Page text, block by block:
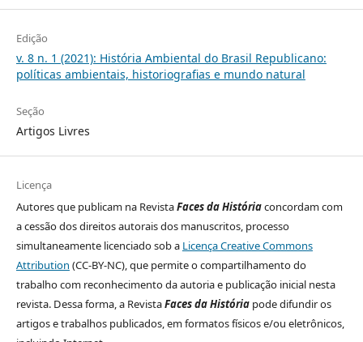
Edição
v. 8 n. 1 (2021): História Ambiental do Brasil Republicano:
políticas ambientais, historiografias e mundo natural
Seção
Artigos Livres
Licença
Autores que publicam na RevistaFaces da Históriaconcordam com
a cessão dos direitos autorais dos manuscritos, processo
simultaneamente licenciado sob a Licença Creative Commons
Attribution (CC-BY-NC), que permite o compartilhamento do
trabalho com reconhecimento da autoria e publicação inicial nesta
revista. Dessa forma, a RevistaFaces da Históriapode difundir os
artigos e trabalhos publicados, em formatos físicos e/ou eletrônicos,